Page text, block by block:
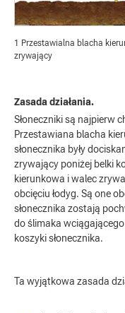
1 Przestawialna blacha
zrywający
Zasada działania.
Słoneczniki są najpierw
Przestawiana blacha
słonecznika były
zrywający poniżej belki
kierunkowa i walec
obcięciu łodyg. Są one
słonecznika zostają
do ślimaka
koszyki słonecznika.
Ta wyjątkowa zasada